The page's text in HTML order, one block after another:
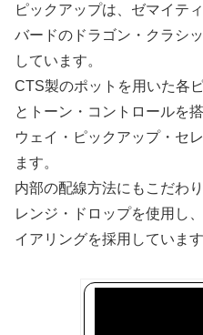
ピックアップは、ゼマイテ
バードのドラゴン・クラシ
しています。
CTS製のポットを用いた各
とトーン・コントロールを
ウェイ・ピックアップ・セ
ます。
内部の配線方法にもこだわ
レンジ・ドロップを使用し
イアリングを採用しています